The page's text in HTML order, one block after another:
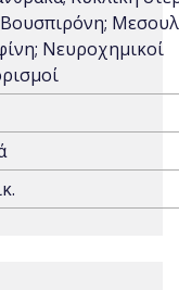
Νευροχημικοί